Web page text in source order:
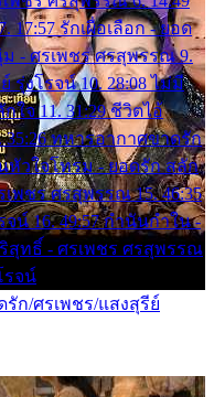
17:57 รักเผื่อเลือก - ยอด
ม - ศรเพชร ศรสุพรรณ 9.
รุ่งโรจน์ 10. 28:08 ไม่มี
ใจ 11. 31:29 ชีวิตไอ้
ทหารอากาศขาดรัก
หัวใจโทรม - ยอดรัก สลัก
เพชร ศรสุพรรณ 15. 46:35
น์ 16. 49:57 กำนันกำใน -
ริสุทธิ์ - ศรเพชร ศรสุพรรณ
รจน์
รัก/ศรเพชร/แสงสุรีย์